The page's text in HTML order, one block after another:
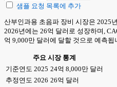
샘플 요청 목록에 추가
산부인과용 초음파 장비 시장은 2025
2026년에는 26억 달러로 성장하며,
억 9,000만 달러에 달할 것으로 예측됩
주요 시장 통계
기준연도 2025 24억 8,000만 달러
추정연도 2026 26억 달러